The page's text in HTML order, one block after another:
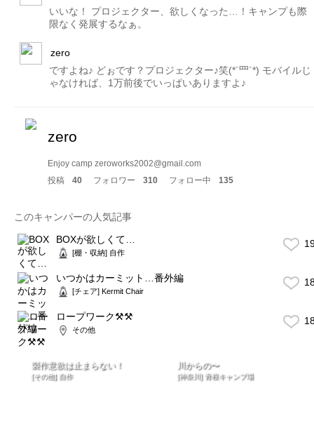
いいな！ プロジェクター、欲しくなった…！キャンプも際
限なく発展するなぁ。
zero
ですよね♪ どぉです？プロジェクター♪笑(*´罒`*) モバイルじ
ゃなければ、1万前後でいっぱいありますよ♪
zero
Enjoy camp zeroworks2002@gmail.com
投稿
40 フォロワー 310 フォロー中 135
このキャンパーの人気記事
BOXが欲しくて…
[棚・収納] 自作
いつかはカーミット…番外編
[チェア] Kermit Chair
ロープワーク⚒⚒
その他
製作意欲は止まらない！
[その他] 自作
川からの〜
[神奈川] 青根キャンプ場